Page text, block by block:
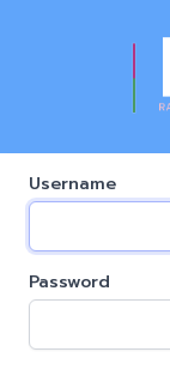
Username
Password